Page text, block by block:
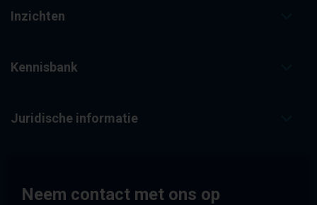
Inzichten
Kennisbank
Juridische informatie
Neem contact met ons op